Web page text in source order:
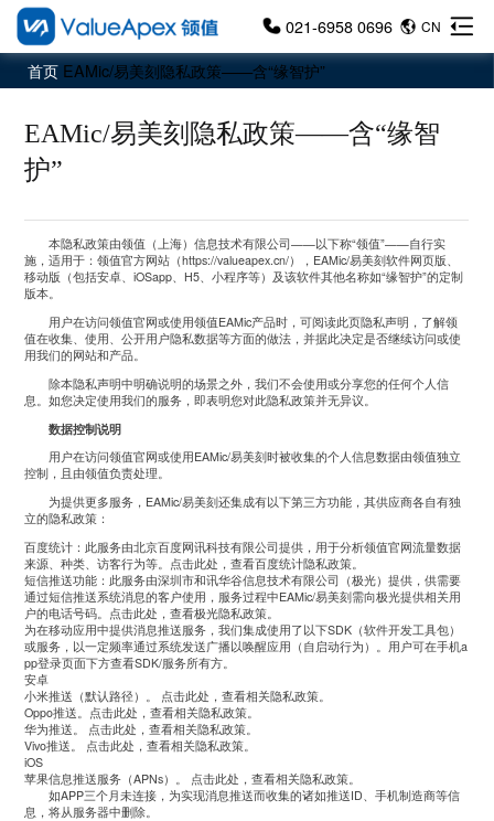
021-6958 0696 CN
首页 EAMic/易美刻隐私政策——含“缘智护”
EAMic/易美刻隐私政策——含“缘智
护”
本隐私政策由领值（上海）信息技术有限公司——以下称“领值”——自行实
施，适用于：领值官方网站（https://valueapex.cn/）， EAMic/易美刻软件网页版、
移动版（包括安卓、iOSapp、H5、小程序等）及该软件其他名称如“缘智护”的定制
版本。
用户在访问领值官网或使用领值EAMic产品时，可阅读此页隐私声明，了解领
值在收集、使用、公开用户隐私数据等方面的做法，并据此决定是否继续访问或使
用我们的网站和产品。
除本隐私声明中明确说明的场景之外，我们不会使用或分享您的任何个人信
息。如您决定使用我们的服务，即表明您对此隐私政策并无异议。
数据控制说明
用户在访问领值官网或使用EAMic/易美刻时被收集的个人信息数据由领值独立
控制，且由领值负责处理。
为提供更多服务， EAMic/易美刻还集成有以下第三方功能，其供应商各自有独
立的隐私政策：
百度统计：此服务由北京百度网讯科技有限公司提供，用于分析领值官网流量数据
来源、种类、访客行为等。 点击此处 ，查看百度统计隐私政策。
短信推送功能：此服务由深圳市和讯华谷信息技术有限公司（极光）提供，供需要
通过短信推送系统消息的客户使用，服务过程中EAMic/易美刻需向极光提供相关用
户的电话号码。 点击此处 ，查看极光隐私政策。
为在移动应用中提供消息推送服务，我们集成使用了以下SDK （软件开发工具包）
或服务，以一定频率通过系统发送广播以唤醒应用（自启动行为）。用户可在手机a
pp登录页面下方查看SDK/服务所有方。
安卓
小米推送（默认路径）。
点击此处 ，查看相关隐私政策。
Oppo推送。 点击此处 ，查看相关隐私政策。
华为推送。
点击此处 ，查看相关隐私政策。
Vivo推送。 点击此处 ，查看相关隐私政策。
iOS
苹果信息推送服务（APNs）。 点击此处 ，查看相关隐私政策。
如APP三个月未连接，为实现消息推送而收集的诸如推送ID 、手机制造商等信
息，将从服务器中删除。